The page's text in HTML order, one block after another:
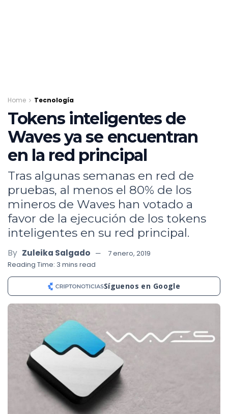
Home Tecnología
Tokens inteligentes de
Waves ya se encuentran
en la red principal
Tras algunas semanas en red de
pruebas, al menos el 80% de los
mineros de Waves han votado a
favor de la ejecución de los tokens
inteligentes en su red principal.
By Zuleika Salgado
7 enero, 2019
Reading Time: 3 mins read
Síguenos en Google